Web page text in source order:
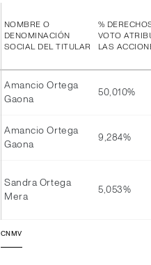
NOMBRE O
DENOMINACIÓN
SOCIAL DEL TITULAR
%
VOTO
LAS
Amancio Ortega
Gaona
50,010%
Amancio Ortega
Gaona
9,284%
Sandra Ortega
Mera
5,053%
CNMV